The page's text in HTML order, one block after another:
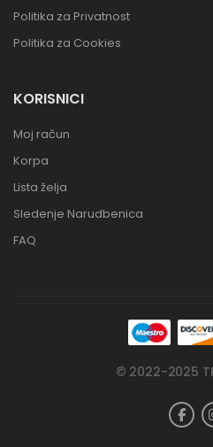
Politika za Privatnost
Politika za Cookies
KORISNICI
Moj račun
Korpa
Lista želja
Sledenje Narudbenica
FAQ
© 2022-2025